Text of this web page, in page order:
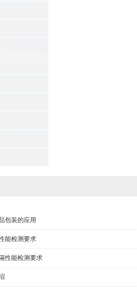
包装的应用
能检测要求
性能检测要求